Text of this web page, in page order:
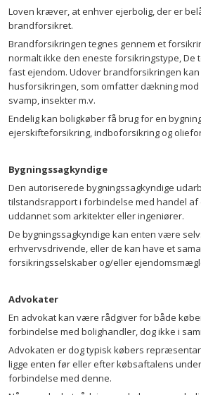
Loven kræver, at enhver ejerbolig, der er
brandforsikret.
Brandforsikringen tegnes gennem et
normalt ikke den eneste forsikringstype, De
fast ejendom. Udover brandforsikringen
husforsikringen, som omfatter dækning
svamp, insekter m.v.
Endelig kan boligkøber få brug for en
ejerskifteforsikring, indboforsikring og
Bygningssagkyndige
Den autoriserede bygningssagkyndige
tilstandsrapport i forbindelse med handel af
uddannet som arkitekter eller ingeniører.
De bygningssagkyndige kan enten være
erhvervsdrivende, eller de kan have et
forsikringsselskaber og/eller
Advokater
En advokat kan være rådgiver for både
forbindelse med bolighandler, dog ikke i
Advokaten er dog typisk købers
ligge enten før eller efter købsaftalens
forbindelse med denne.